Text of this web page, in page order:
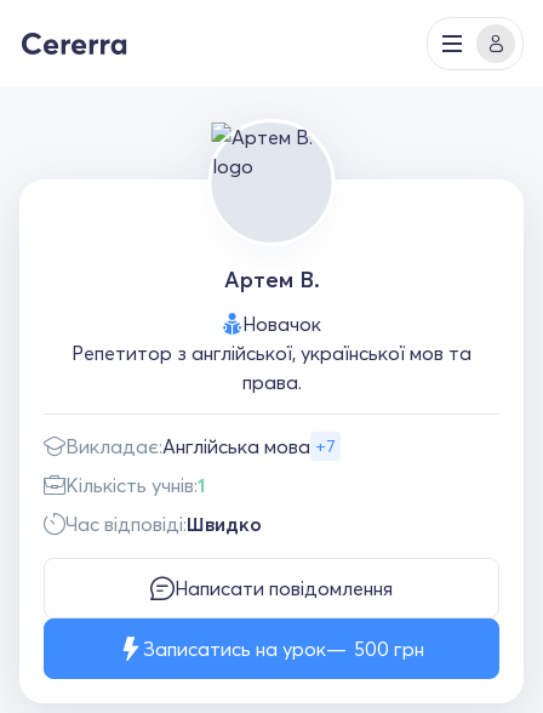
Артем В.
Новачок
Репетитор з англійської, української мов та
права.
Викладає:Англійська мова +7
Кількість учнів:1
Час відповіді:Швидко
Написати повідомлення
Записатись на урок 500 грн